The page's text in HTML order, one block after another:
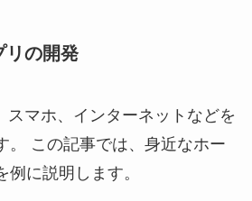
リの開発
スマホ、インターネットなどを
。 この記事では、身近なホー
に説明します。